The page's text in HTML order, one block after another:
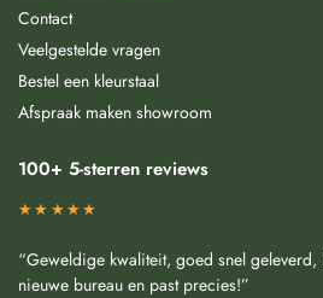
Contact
Veelgestelde vragen
Bestel een kleurstaal
Afspraak maken showroom
100+ 5-sterren reviews
★★★★★
“Geweldige kwaliteit, goed snel
nieuwe bureau en past precies!”